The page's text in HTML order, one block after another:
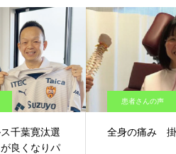
千葉寛汰選
良くなりパ
患者さんの声
全身の痛み 掛